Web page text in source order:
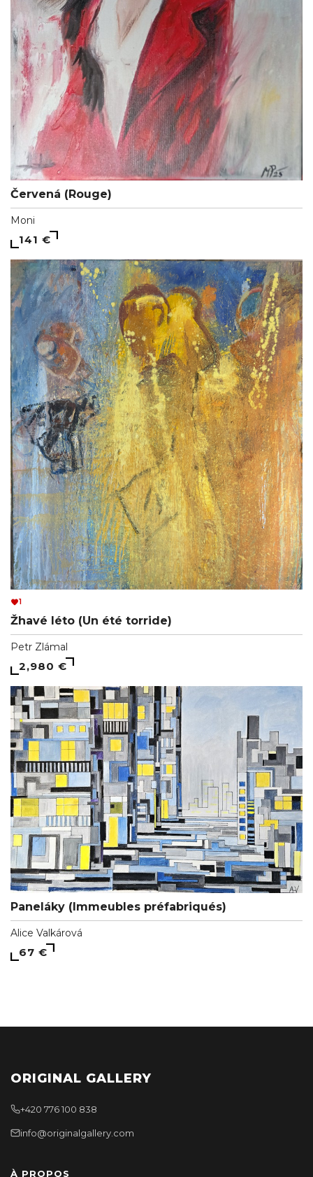
Červená (Rouge)
Moni
141 €
1
Žhavé léto (Un été torride)
Petr Zlámal
2,980 €
Paneláky (Immeubles préfabriqués)
Alice Valkárová
67 €
ORIGINAL GALLERY
+420 776 100 838
info@originalgallery.com
À PROPOS